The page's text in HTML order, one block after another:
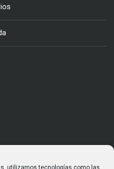
utilizamos tecnologías como las